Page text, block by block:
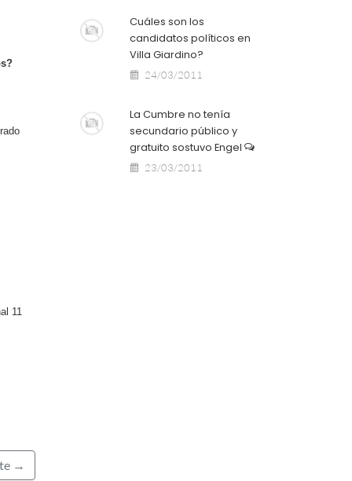
11
→
Cuáles son los
candidatos políticos en
Villa Giardino?
24/03/2011
La Cumbre no tenía
secundario público y
gratuito sostuvo Engel
23/03/2011